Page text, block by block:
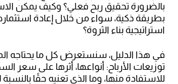
بالضرورة تحقيق ربح فعلي؟ وكيف يمكن
بطريقة ذكية، سواء من خلال إعادة
استراتيجية بناء الثروة؟
في هذا الدليل، سنستعرض كل ما يحتاجه
توزيعات الأرباح: أنواعها، أثرها على سعر
للاستفادة منها، وما الذي تعنيه حقًا